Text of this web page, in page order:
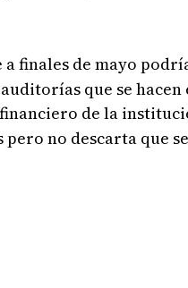
finales de mayo
que se hacen
de la
no descarta que